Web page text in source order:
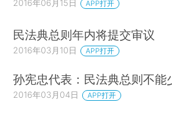
2016年06月15日 APP打开
民法典总则年内将提交审议
2016年03月10日 APP打开
孙宪忠代表：民法典总则不能
2016年03月04日 APP打开